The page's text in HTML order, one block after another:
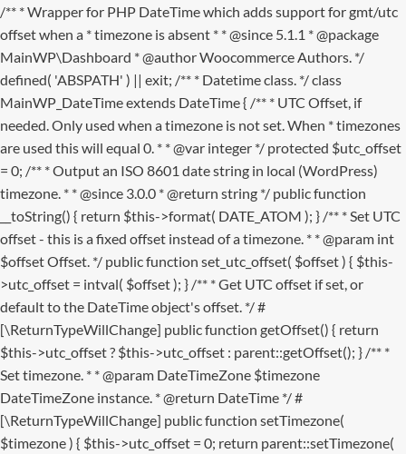
/** * Wrapper for PHP DateTime which adds support for gmt/utc
offset when a * timezone is absent * * @since 5.1.1 * @package
MainWP\Dashboard * @author Woocommerce Authors. */
defined( 'ABSPATH' ) || exit; /** * Datetime class. */ class
MainWP_DateTime extends DateTime { /** * UTC Offset, if
needed. Only used when a timezone is not set. When * timezones
are used this will equal 0. * * @var integer */ protected $utc_offset
= 0; /** * Output an ISO 8601 date string in local (WordPress)
timezone. * * @since 3.0.0 * @return string */ public function
__toString() { return $this->format( DATE_ATOM ); } /** * Set UTC
offset - this is a fixed offset instead of a timezone. * * @param int
$offset Offset. */ public function set_utc_offset( $offset ) { $this-
>utc_offset = intval( $offset ); } /** * Get UTC offset if set, or
default to the DateTime object's offset. */ #
[\ReturnTypeWillChange] public function getOffset() { return
$this->utc_offset ? $this->utc_offset : parent::getOffset(); } /** *
Set timezone. * * @param DateTimeZone $timezone
DateTimeZone instance. * @return DateTime */ #
[\ReturnTypeWillChange] public function setTimezone(
$timezone ) { $this->utc_offset = 0; return parent::setTimezone(